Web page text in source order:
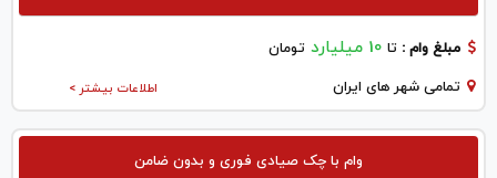
مبلغ وام : تا 10 میلیارد تومان
اطلاعات بیشتر > تمامی شهر های ایران
وام با چک صیادی فوری و بدون ضامن